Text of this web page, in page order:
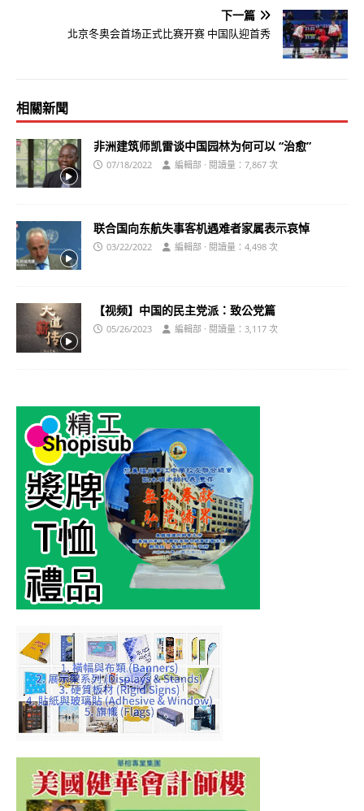
下一篇
北京冬奥会首场正式比赛开赛 中国队迎首秀
相關新聞
非洲建筑师凯雷谈中国园林为何可以 “治愈”
07/18/2022 編輯部 · 閱讀量：7,867 次
联合国向东航失事客机遇难者家属表示哀悼
03/22/2022 編輯部 · 閱讀量：4,498 次
【视频】中国的民主党派：致公党篇
05/26/2023 編輯部 · 閱讀量：3,117 次